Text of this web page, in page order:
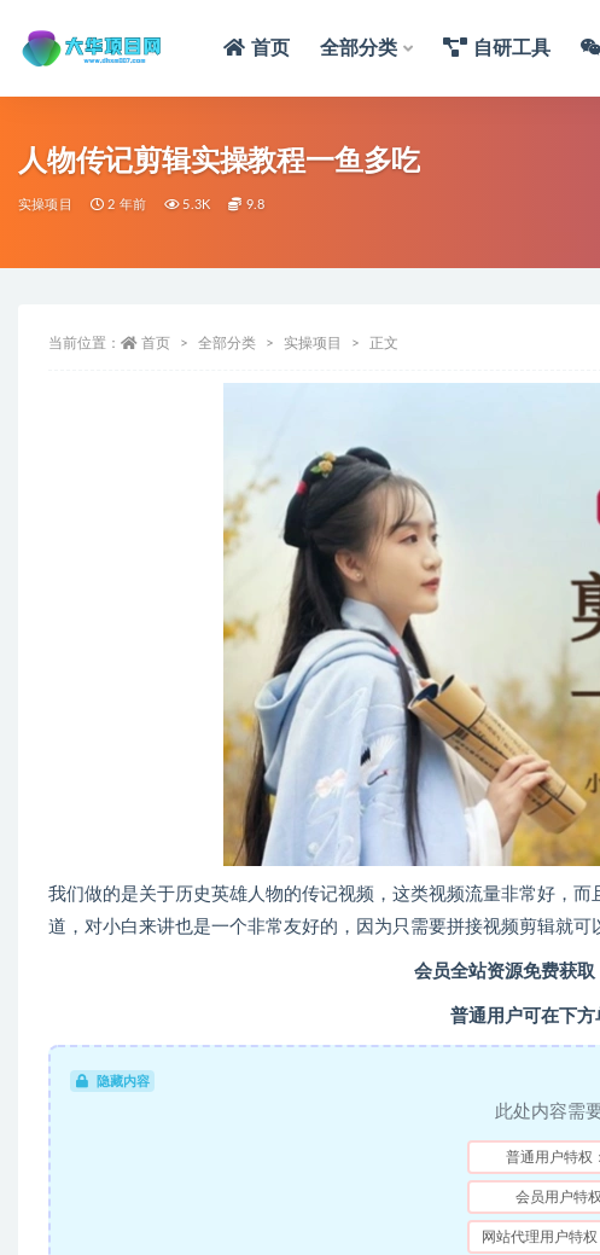
首页 全部分类 自研工具
人物传记剪辑实操教程一鱼多吃
实操项目 2 年前 5.3K 9.8
当前位置： 首页 全部分类 实操项目 正文
我们做的是关于历史英雄人物的传记视频，这类视频流量非常好，
道，对小白来讲也是一个非常友好的，因为只需要拼接视频剪辑就可
会员全站资源免费获取
普通用户可在下方
隐藏内容
此处内容需
普通用户特权：
会员用户特权
网站代理用户特权